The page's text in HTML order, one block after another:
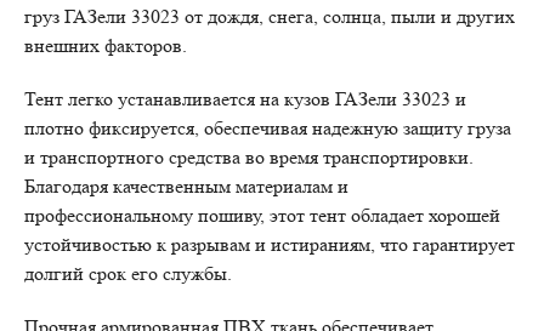
груз ГАЗели 33023 от дождя, снега, солнца, пыли и других
внешних факторов.
Тент легко устанавливается на кузов ГАЗели 33023 и
плотно фиксируется, обеспечивая надежную защиту груза
и транспортного средства во время транспортировки.
Благодаря качественным материалам и
профессиональному пошиву, этот тент обладает хорошей
устойчивостью к разрывам и истираниям, что гарантирует
долгий срок его службы.